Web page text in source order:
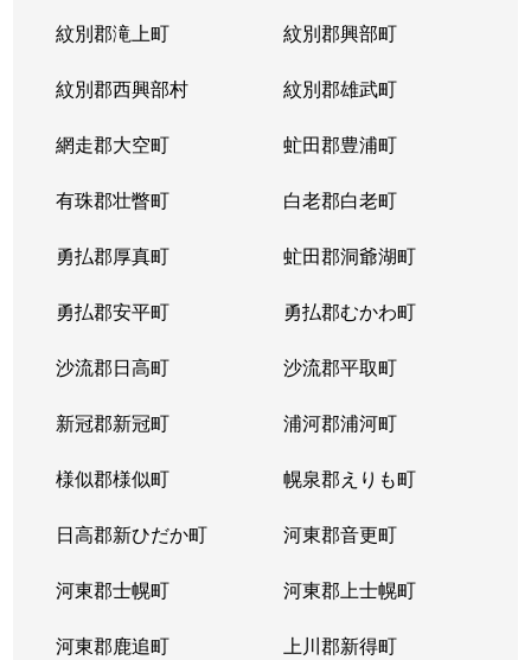
紋別郡滝上町 紋別郡興部町
紋別郡西興部村 紋別郡雄武町
網走郡大空町 虻田郡豊浦町
有珠郡壮瞥町 白老郡白老町
勇払郡厚真町 虻田郡洞爺湖町
勇払郡安平町 勇払郡むかわ町
沙流郡日高町 沙流郡平取町
新冠郡新冠町 浦河郡浦河町
様似郡様似町 幌泉郡えりも町
日高郡新ひだか町 河東郡音更町
河東郡士幌町 河東郡上士幌町
河東郡鹿追町 上川郡新得町